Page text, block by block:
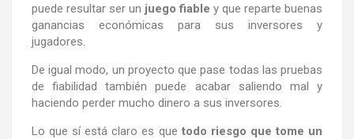
puede resultar ser un juego fiable y que reparte buenas
ganancias económicas para sus inversores y
jugadores.
De igual modo, un proyecto que pase todas las pruebas
de fiabilidad también puede acabar saliendo mal y
haciendo perder mucho dinero a sus inversores.
Lo que sí está claro es que todo riesgo que tome un